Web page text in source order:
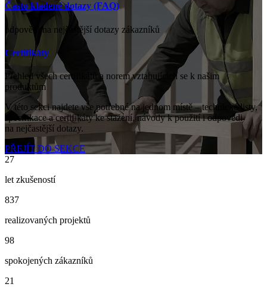
Často kladené dotazy (FAQ)
odpovědi na nejčastější dotazy zákazníků
Certifikáty
Přehled všech certifikátů a norem vztahujících se k našim
produktům
V této sekci najdete vše potřebné na jednom místě – technické listy,
specifikace a certifikáty ke stažení, návody k použití i odpovědi
na nejčastější dotazy.
PŘEJÍT DO SEKCE
27
let zkušeností
837
realizovaných projektů
98
spokojených zákazníků
21